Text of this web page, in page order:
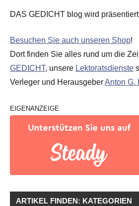
DAS GEDICHT blog wird
Besuchen Sie auch unseren Shop!
Dort finden Sie alles rund um die
GEDICHT, unsere Lektoratsdienste
Verleger und HerausgeberAnton G.
EIGENANZEIGE
ARTIKEL FINDEN: KATEGORIEN